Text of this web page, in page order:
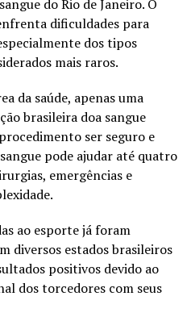
do Rio de Janeiro. O
dificuldades para
dos tipos
mais raros.
da saúde, apenas uma
brasileira doa sangue
ser seguro e
pode ajudar até quatro
emergências e
ao esporte já foram
diversos estados brasileiros
positivos devido ao
dos torcedores com seus